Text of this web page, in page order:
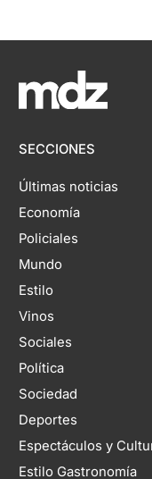
SECCIONES
Últimas noticias
Economía
Policiales
Mundo
Estilo
Vinos
Sociales
Política
Sociedad
Deportes
Espectáculos y
Estilo Gastronomía